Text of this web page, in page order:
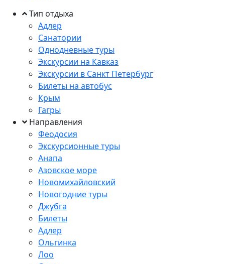
Тип отдыха
Адлер
Санатории
Однодневные туры
Экскурсии на Кавказ
Экскурсии в Санкт Петербург
Билеты на автобус
Крым
Гагры
Направления
Феодосия
Экскурсионные туры
Анапа
Азовское море
Новомихайловский
Новогодние туры
Джубга
Билеты
Адлер
Ольгинка
Лоо